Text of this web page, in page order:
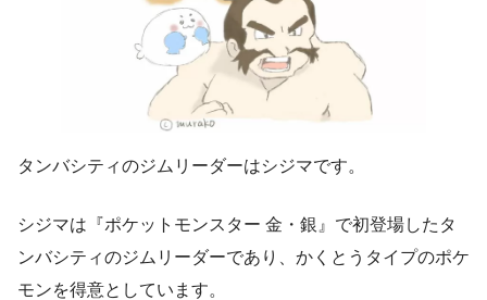
タンバシティのジムリーダーはシジマです。
シジマは『ポケットモンスター 金・銀』で初登場したタ
ンバシティのジムリーダーであり、かくとうタイプのポケ
モンを得意としています。